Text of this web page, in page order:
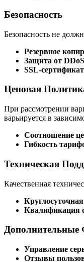
Безопасность
Безопасность не
Резервное
Защита от
SSL-
Ценовая
При рассмотрении
варьируется в
Соотношение
Гибкость
Техническая
Качественная
Квалификация
Дополнительные
Управление
Отзывы